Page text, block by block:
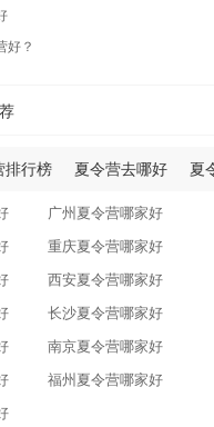
好？
排行榜 夏令营去哪好 夏
广州夏令营哪家好
重庆夏令营哪家好
西安夏令营哪家好
长沙夏令营哪家好
南京夏令营哪家好
福州夏令营哪家好